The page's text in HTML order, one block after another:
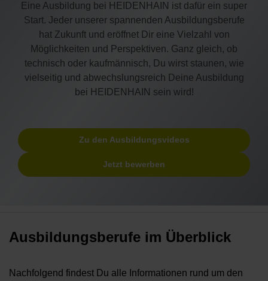
Eine Ausbildung bei HEIDENHAIN ist dafür ein super
Start. Jeder unserer spannenden Ausbildungsberufe
hat Zukunft und eröffnet Dir eine Vielzahl von
Möglichkeiten und Perspektiven. Ganz gleich, ob
technisch oder kaufmännisch, Du wirst staunen, wie
vielseitig und abwechslungsreich Deine Ausbildung
bei HEIDENHAIN sein wird!
Zu den Ausbildungsvideos
Jetzt bewerben
Ausbildungsberufe im Überblick
Nachfolgend findest Du alle Informationen rund um den